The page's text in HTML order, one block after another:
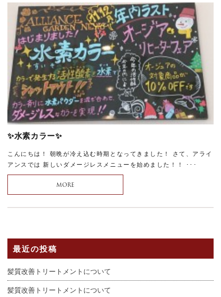
✨水素カラー✨
こんにちは！ 朝晩が冷え込む時期となってきました！ さて、アライ
アンスでは 新しいダメージレスメニューを始めました！！ ･･･
MORE
最近の投稿
髪質改善トリートメントについて
髪質改善トリートメントについて